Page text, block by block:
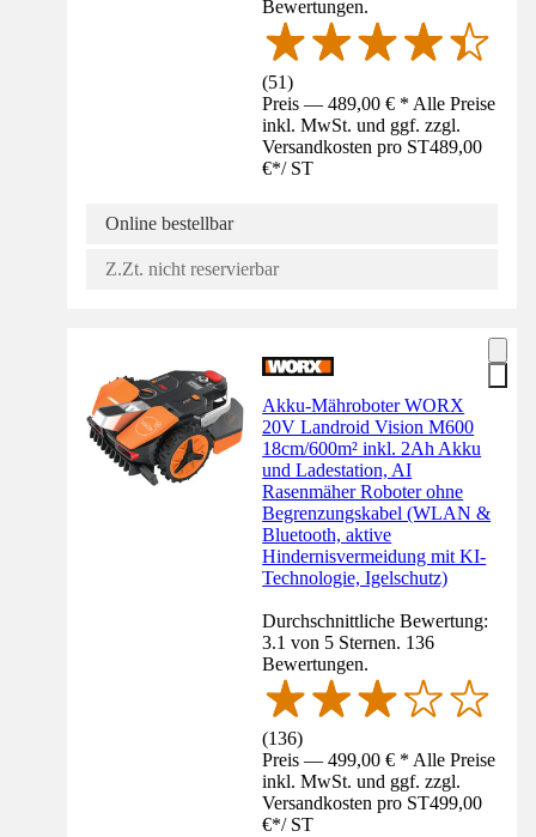
Bewertungen.
(51)
Preis — 489,00 € * Alle Preise
inkl. MwSt. und ggf. zzgl.
Versandkosten pro ST489,00
€*/ ST
Online bestellbar
Z.Zt. nicht reservierbar
Akku-Mähroboter WORX
20V Landroid Vision M600
18cm/600m² inkl. 2Ah Akku
und Ladestation, AI
Rasenmäher Roboter ohne
Begrenzungskabel (WLAN &
Bluetooth, aktive
Hindernisvermeidung mit KI-
Technologie, Igelschutz)
Durchschnittliche Bewertung:
3.1 von 5 Sternen. 136
Bewertungen.
(136)
Preis — 499,00 € * Alle Preise
inkl. MwSt. und ggf. zzgl.
Versandkosten pro ST499,00
€*/ ST